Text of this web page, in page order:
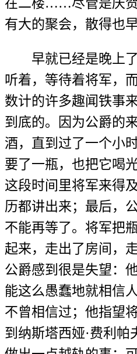
有大的聚会，散得也
早就已经是晚上
听着，等待着将军，
数计的许多趣闻铁事
到底的。因为公爵的
酒，直到过了一个小
要了一瓶，也把它喝
这段时间里将军来得
历都讲出来；最后，
不能再等了。将军把
起来，走出了房间，
公爵感到很是失望：
能这么愚蠢地就相信
不曾相信过；他指望
到纳斯塔西娅·费利